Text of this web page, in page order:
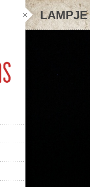
LAMPJE